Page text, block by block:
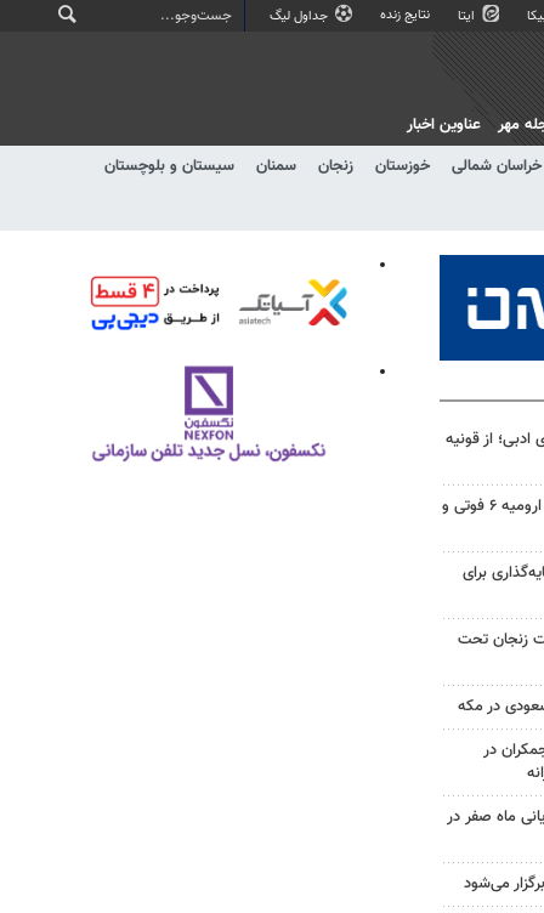
ایتا نتایج زنده جداول لیگ
خراسان شمالی خوزستان زنجان سمنان
سیستان و بلوچستان
مهر عناوین اخبار
از قونیه
تصادف در محور شهید کلانتری ارومیه ۶ فوتی و
برای
مساحت زنجان تحت
در مکه
در
ماه صفر در
می‌شود